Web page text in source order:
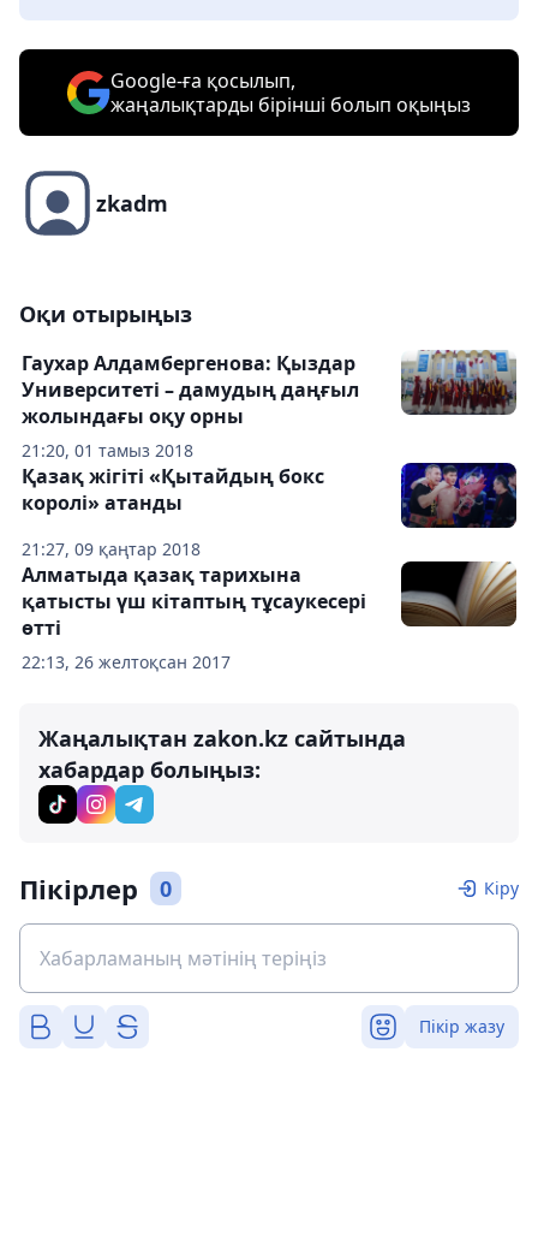
Google-ға қосылып,
жаңалықтарды бірінші болып оқыңыз
zkadm
Оқи отырыңыз
21:20, 01 тамыз 2018
Гаухар Алдамбергенова: Қыздар
Университеті – дамудың даңғыл
жолындағы оқу орны
21:27, 09 қаңтар 2018
Қазақ жігіті «Қытайдың бокс
королі» атанды
22:13, 26 желтоқсан 2017
Алматыда қазақ тарихына
қатысты үш кітаптың тұсаукесері
өтті
Жаңалықтан zakon.kz сайтында
хабардар болыңыз:
Пікірлер 0 Кіру
Пікір жазу